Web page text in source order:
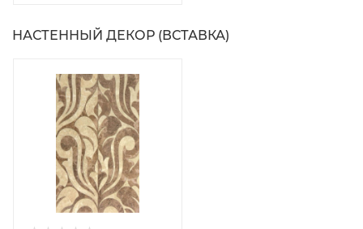
НАСТЕННЫЙ ДЕКОР (ВСТАВКА)